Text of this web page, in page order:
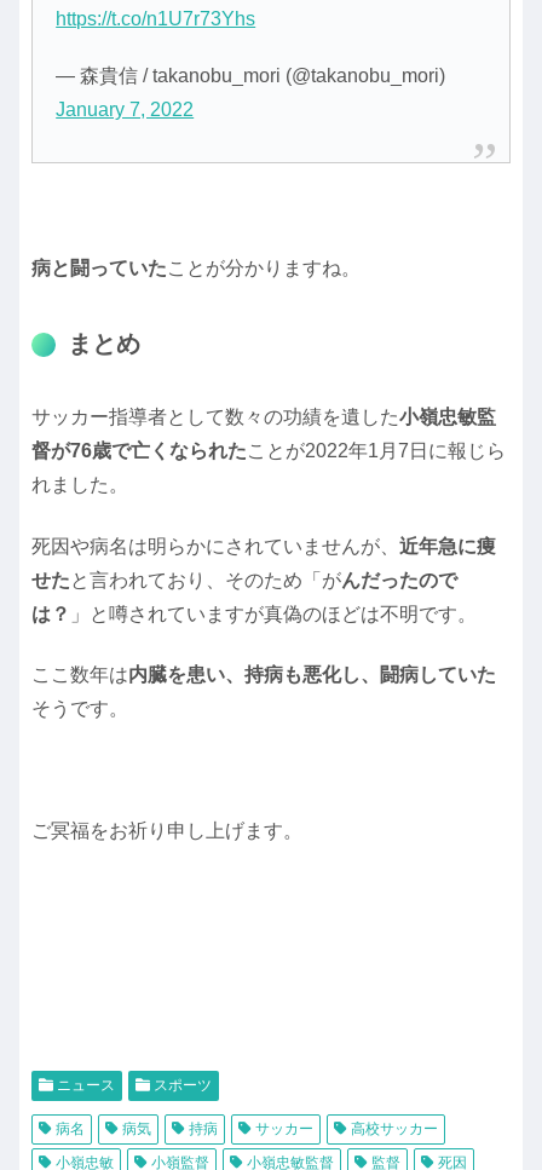
https://t.co/n1U7r73Yhs
— 森貴信 / takanobu_mori (@takanobu_mori)
January 7, 2022
病と闘っていたことが分かりますね。
まとめ
サッカー指導者として数々の功績を遺した小嶺忠敏監
督が76歳で亡くなられたことが2022年1月7日に報じら
れました。
死因や病名は明らかにされていませんが、 近年急に痩
せたと言われており、そのため「がんだったので
は？ 」と噂されていますが真偽のほどは不明です。
ここ数年は内臓を患い、持病も悪化し、闘病していた
そうです。
ご冥福をお祈り申し上げます。
ニュース スポーツ
病名 病気 持病 サッカー
高校サッカー
小嶺忠敏
小嶺監督 小嶺忠敏監督 監督 死因